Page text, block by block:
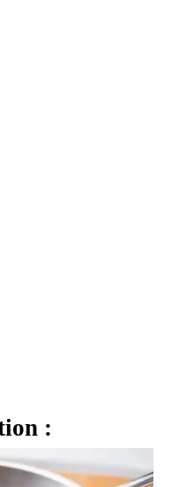
: